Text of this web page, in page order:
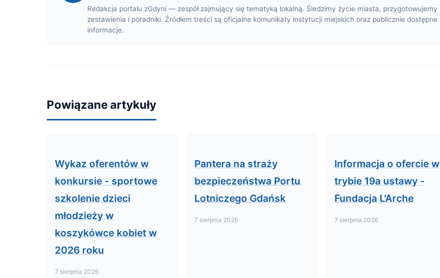
Redakcja portalu zGdyni — zespół zajmujący się tematyką lokalną. Śledzimy życie miasta, przygotowujemy
zestawienia i poradniki. Źródłem treści są oficjalne komunikaty instytucji miejskich oraz publicznie dostępne
informacje.
Powiązane artykuły
Wykaz oferentów w
konkursie - sportowe
szkolenie dzieci
młodzieży w
koszykówce kobiet w
2026 roku
7 sierpnia 2026
Pantera na straży
bezpieczeństwa Portu
Lotniczego Gdańsk
7 sierpnia 2026
Informacja o ofercie w
trybie 19a ustawy -
Fundacja L'Arche
7 sierpnia 2026